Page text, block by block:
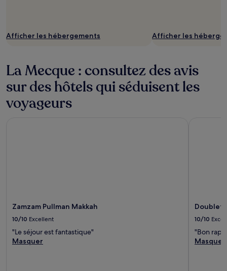
Afficher les hébergements Afficher les
La Mecque : consultez des avis
sur des hôtels qui séduisent les
voyageurs
Zamzam Pullman Makkah
10/10 Excellent
"Le séjour est fantastique"
Masquer
10/10
"Bon
Masquer